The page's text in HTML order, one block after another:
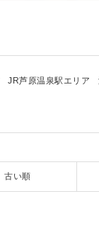
JR芦原温泉駅エリア
古い順